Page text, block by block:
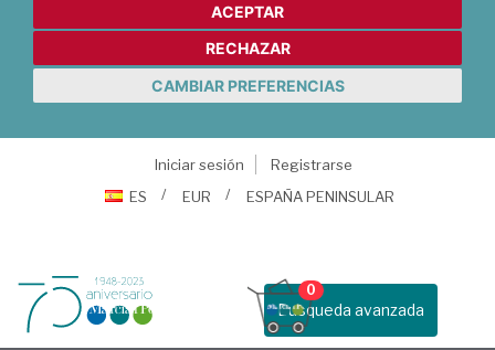
ACEPTAR
RECHAZAR
CAMBIAR PREFERENCIAS
Iniciar sesión
Registrarse
ES
EUR ESPAÑA PENINSULAR
Busqueda avanzada
0